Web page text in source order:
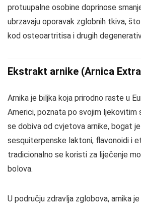
protuupalne osobine doprinose
ubrzavaju oporavak zglobnih tkiva,
kod osteoartritisa i drugih
Ekstrakt arnike (Arnica
Arnika je biljka koja prirodno raste u
Americi, poznata po svojim ljekovitim
se dobiva od cvjetova arnike, bogat
sesquiterpenske laktoni, flavonoidi i
tradicionalno se koristi za liječenje
bolova.
U području zdravlja zglobova, arnika